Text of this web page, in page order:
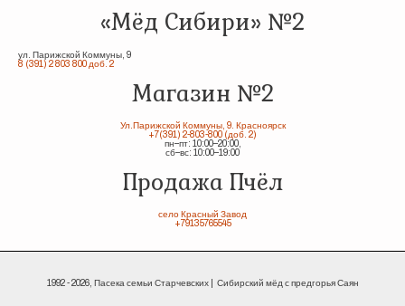
«Мёд Сибири» №2
ул. Парижской Коммуны, 9
8 (391) 2 803 800 доб. 2
Магазин №2
Ул.Парижской Коммуны, 9. Красноярск
+7(391) 2-803-800 (доб. 2)
пн–пт: 10:00–20:00,
сб–вс: 10:00–19:00
Продажа Пчёл
село Красный Завод
+79135765545
1992 - 2026, Пасека семьи Старчевских | Сибирский мёд с предгорья Саян